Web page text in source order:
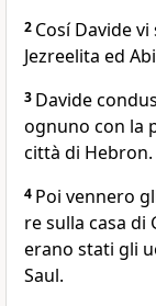
2 Cosí Davide
Jezreelita ed
3 Davide
ognuno con la
città di Hebron.
4 Poi vennero
re sulla casa di
erano stati gli
Saul.